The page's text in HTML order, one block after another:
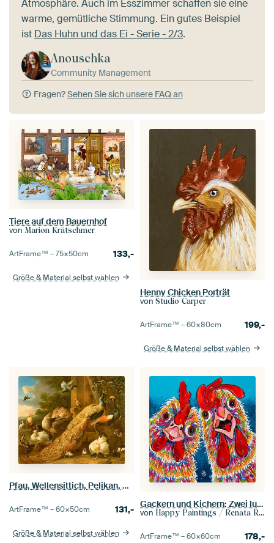
Atmosphäre. Auch im Esszimmer schaffen sie eine
warme, gemütliche Stimmung. Ein gutes Beispiel
ist Das Huhn und das Ei - Serie - 2/3.
Anouschka
Community Management
Fragen?Sehen Sie sich unsere FAQ an
Tiere auf dem Bauernhof
von Marion Krätschmer
ArtFrame™ –75×50cm 133,-
Größe & Material selbst wählen
Henny Chicken Porträt
von Studio Carper
ArtFrame™ –60×80cm 199,-
Größe & Material selbst wählen
Pfau, Wellensittich, Pelikan, Kranich und Geflügel, Melchior d'Hondecoeter
ArtFrame™ –60×50cm 131,-
Größe & Material selbst wählen
Gackern und Kichern: Zwei lustige Hühner
von Happy Paintings / Renata Rolefes Art
ArtFrame™ –60×60cm 178,-